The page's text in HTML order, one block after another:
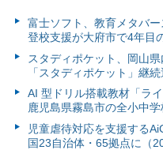
富⼠ソフト、教育メタバ
登校支援が大府市で4年目
スタディポケット、岡山
「スタディポケット」継
AI 型ドリル搭載教材「ラ
鹿児島県霧島市の全小中
児童虐待対応を支援する
国23自治体・65拠点に（